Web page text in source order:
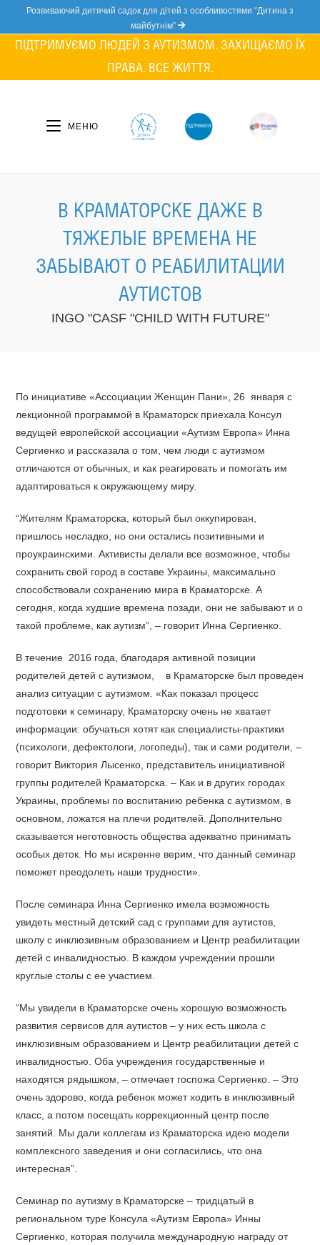
content
Розвиваючий дитячий садок для дітей з особливостями “Дитина з
майбутнім”
ПІДТРИМУЄМО ЛЮДЕЙ З АУТИЗМОМ. ЗАХИЩАЄМО ЇХ
ПРАВА. ВСЕ ЖИТТЯ.
МЕНЮ
В КРАМАТОРСКЕ ДАЖЕ В
ТЯЖЕЛЫЕ ВРЕМЕНА НЕ
ЗАБЫВАЮТ О РЕАБИЛИТАЦИИ
АУТИСТОВ
INGO "CASF "CHILD WITH FUTURE"
По инициативе «Ассоциации Женщин Пани», 26 января с
лекционной программой в Краматорск приехала Консул
ведущей европейской ассоциации «Аутизм Европа» Инна
Сергиенко и рассказала о том, чем люди с аутизмом
отличаются от обычных, и как реагировать и помогать им
адаптироваться к окружающему миру.
“Жителям Краматорска, который был оккупирован,
пришлось несладко, но они остались позитивными и
проукраинскими. Активисты делали все возможное, чтобы
сохранить свой город в составе Украины, максимально
способствовали сохранению мира в Краматорске. А
сегодня, когда худшие времена позади, они не забывают и о
такой проблеме, как аутизм”, – говорит Инна Сергиенко.
В течение 2016 года, благодаря активной позиции
родителей детей с аутизмом, в Краматорске был проведен
анализ ситуации с аутизмом. «Как показал процесс
подготовки к семинару, Краматорску очень не хватает
информации: обучаться хотят как специалисты-практики
(психологи, дефектологи, логопеды), так и сами родители, –
говорит Виктория Лысенко, представитель инициативной
группы родителей Краматорска. – Как и в других городах
Украины, проблемы по воспитанию ребенка с аутизмом, в
основном, ложатся на плечи родителей. Дополнительно
сказывается неготовность общества адекватно принимать
особых деток. Но мы искренне верим, что данный семинар
поможет преодолеть наши трудности».
После семинара Инна Сергиенко имела возможность
увидеть местный детский сад с группами для аутистов,
школу с инклюзивным образованием и Центр реабилитации
детей с инвалидностью. В каждом учреждении прошли
круглые столы с ее участием.
“Мы увидели в Краматорске очень хорошую возможность
развития сервисов для аутистов – у них есть школа с
инклюзивным образованием и Центр реабилитации детей с
инвалидностью. Оба учреждения государственные и
находятся рядышком, – отмечает госпожа Сергиенко. – Это
очень здорово, когда ребенок может ходить в инклюзивный
класс, а потом посещать коррекционный центр после
занятий. Мы дали коллегам из Краматорска идею модели
комплексного заведения и они согласились, что она
интересная”.
Семинар по аутизму в Краматорске – тридцатый в
региональном туре Консула «Аутизм Европа» Инны
Сергиенко, которая получила международную награду от